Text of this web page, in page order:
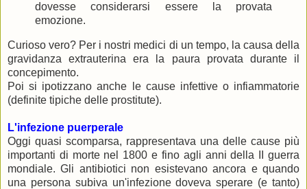
dovesse considerarsi essere la provata
emozione.
Curioso vero? Per i nostri medici di un tempo, la causa della
gravidanza extrauterina era la paura provata durante il
concepimento.
Poi si ipotizzano anche le cause infettive o infiammatorie
(definite tipiche delle prostitute).
L'infezione puerperale
Oggi quasi scomparsa, rappresentava una delle cause più
importanti di morte nel 1800 e fino agli anni della II guerra
mondiale. Gli antibiotici non esistevano ancora e quando
una persona subiva un'infezione doveva sperare (e tanto)